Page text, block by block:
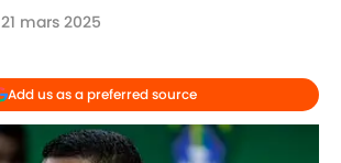
21 mars 2025
Add us as a preferred source